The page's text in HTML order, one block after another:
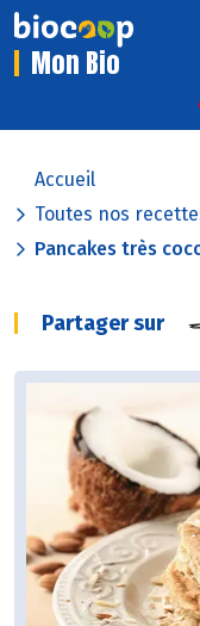
Mon Bio
Accueil
Toutes nos
Pancakes très
Partager sur